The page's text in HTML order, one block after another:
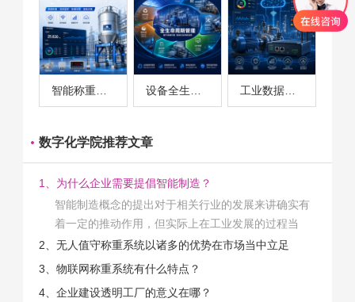
智能称重系统案例 设备全生命周期管理案例 工业数据采集与设备监控案例
数字化学院推荐文章
1、为什么企业需要提倡智能制造？
智能制造概念的提出对于相关行业的发展来讲确实有
着一定的推动作用，但实际上在工业发展的过程当
中，能够推动相关产业发展的具体结束是非常的多
的。那么为什么企业一定需要...
2、无人值守称重系统以诸多的优势在市场当中立足
3、物联网称重系统有什么特点？
4、企业建设透明工厂的意义在哪？